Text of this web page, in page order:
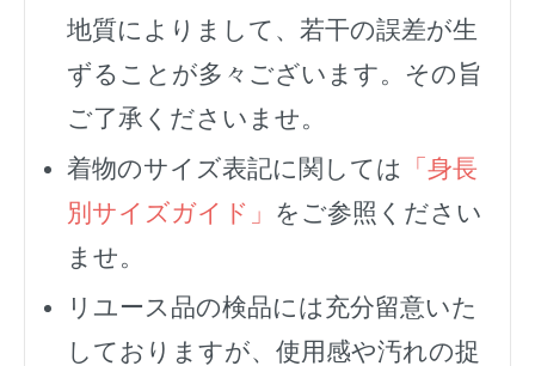
地質によりまして、若干の誤差が生
ずることが多々ございます。その旨
ご了承くださいませ。
着物のサイズ表記に関しては
「身長
別サイズガイド」 をご参照ください
ませ。
リユース品の検品には充分留意いた
しておりますが、使用感や汚れの捉